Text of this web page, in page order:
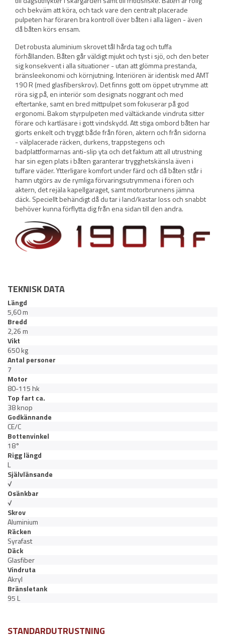
och bekväm att köra, och tack vare den centralt placerade
pulpeten har föraren bra kontroll över båten i alla lägen - även
då båten körs ensam.
Det robusta aluminium skrovet tål hårda tag och tuffa
förhållanden. Båten går väldigt mjukt och tyst i sjö, och den beter
sig konsekvent i alla situationer - utan att glömma prestanda,
bränsleekonomi och körnjutning. Interiören är identisk med AMT
190 R (med glasfiberskrov). Det finns gott om öppet utrymme att
röra sig på, en interiör som designats noggrant och med
eftertanke, samt en bred mittpulpet som fokuserar på god
ergonomi. Bakom styrpulpeten med vältäckande vindruta sitter
förare och kartläsare i gott vindskydd. Att stiga ombord båten har
gjorts enkelt och tryggt både från fören, aktern och från sidorna
- välplacerade räcken, durkens, trappstegens och
badplattformarnas anti-slip yta och det faktum att all utrustning
har sin egen plats i båten garanterar trygghetskänsla även i
tuffare väder. Ytterligare komfort under färd och då båten står i
hamn utgörs av de rymliga förvaringsutrymmena i fören och
aktern, det rejäla kapellgaraget, samt motorbrunnens jämna
däck. Speciellt behändigt då du tar i land/kastar loss och snabbt
behöver kunna förflytta dig från ena sidan till den andra.
TEKNISK DATA
Längd
5,60 m
Bredd
2,26 m
Vikt
650 kg
Antal personer
7
Motor
80-115 hk
Top fart ca.
38 knop
Godkännande
CE/C
Bottenvinkel
18°
Rigg längd
L
Självlänsande
√
Osänkbar
√
Skrov
Aluminium
Räcken
Syrafast
Däck
Glasfiber
Vindruta
Akryl
Bränsletank
95 L
STANDARDUTRUSTNING